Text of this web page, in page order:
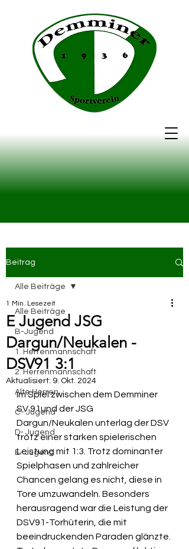
Beitrag
Alle Beiträge
B-Jugend
1. Herrenmannschaft
2. Herrenmannschaft
Alte Herren
C- Jugend
D- Jugend
E- Jugend
Alle Beiträge
E Jugend JSG
Dargun/Neukalen -
DSV91 3:1
1 Min. Lesezeit
Aktualisiert: 9. Okt. 2024
Im Spiel zwischen dem Demminer
SV 91und der JSG
Dargun/Neukalen unterlag der DSV
trotz einer starken spielerischen
Leistung mit 1:3. Trotz dominanter
Spielphasen und zahlreicher
Chancen gelang es nicht, diese in
Tore umzuwandeln. Besonders
herausragend war die Leistung der
DSV91-Torhüterin, die mit
beeindruckenden Paraden glänzte.